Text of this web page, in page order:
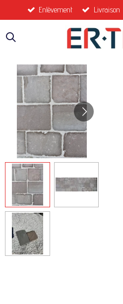
Passer
au
contenu
Enlèvement Livraison